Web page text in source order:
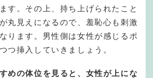
す。その上、持ち上げられたこと
丸見えになるので、羞恥心も刺激
ります。男性側は女性が感じるポ
つ挿入していきましょう。
めの体位を見ると、女性が上にな